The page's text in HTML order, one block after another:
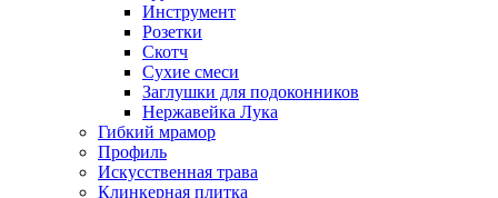
Инструмент
Розетки
Скотч
Сухие смеси
Заглушки для подоконников
Нержавейка Лука
Гибкий мрамор
Профиль
Искусственная трава
Клинкерная плитка